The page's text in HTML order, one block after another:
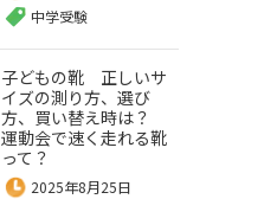
中学受験
子どもの靴 正しいサ
イズの測り方、選び
方、買い替え時は？
運動会で速く走れる靴
って？
2025年8月25日